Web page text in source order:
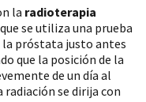
la radioterapia
se utiliza una prueba
la próstata justo antes
que la posición de la
de un día al
radiación se dirija con